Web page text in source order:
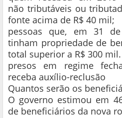
não tributáveis ou
fonte acima de R$ 40 mil;
pessoas que, em 31
tinham propriedade de
total superior a R$ 300 mil.
presos em regime
receba auxílio-reclusão
Quantos serão os
O governo estimou em
de beneficiários da nova